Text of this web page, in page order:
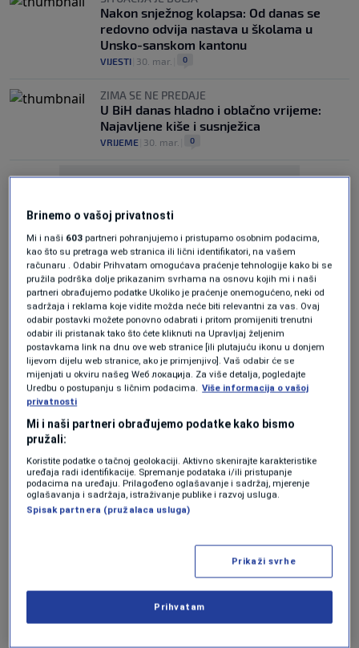
Nakon snježnog kolapsa: Od danas se
redovno odvija nastava u školama u
Unsko-sanskom kantonu
VIJESTI 30. mar. 0
ZIMA SE NE PREDAJE
U BiH danas hladno i oblačno vrijeme:
Najavljene kiše i susnježica
VRIJEME 30. mar. 0
Oglas
Snijeg je poremetio planove Gattusa i
Azzura pred finale baraža, posebno se
NOGOMET| 28. mar. | 0
TUŽNI PRIZORI
Snijeg napravio veliku štetu u Krajini:
Porodice u Bosanskoj Krupi i Cazinu ostale
bez stoke
Snijeg i poplave paralisali dijelove BiH:
Desetine hiljada ljudi bez struje
28. mar.| 0
Brinemo o vašoj privatnosti
Mi i naši 603 partneri pohranjujemo i pristupamo osobnim podacima,
kao što su pretraga web stranica ili lični identifikatori, na vašem
računaru . Odabir Prihvatam omogućava praćenje tehnologije kako bi se
pružila podrška dolje prikazanim svrhama na osnovu kojih mi i naši
partneri obrađujemo podatke Ukoliko je praćenje onemogućeno, neki od
sadržaja i reklama koje vidite možda neće biti relevantni za vas. Ovaj
odabir postavki možete ponovno odabrati i pritom promijeniti trenutni
odabir ili pristanak tako što ćete kliknuti na Upravljaj željenim
postavkama link na dnu ove web stranice [ili plutajuću ikonu u donjem
lijevom dijelu web stranice, ako je primjenjivo]. Vaš odabir će se
mijenjati u okviru našeg Wеб локација. Za više detalja, pogledajte
Uredbu o postupanju s ličnim podacima. Više informacija o vašoj
privatnosti
Mi i naši partneri obrađujemo podatke kako bismo
pružali:
Koristite podatke o tačnoj geolokaciji. Aktivno skenirajte karakteristike
uređaja radi identifikacije. Spremanje podataka i/ili pristupanje
podacima na uređaju. Prilagođeno oglašavanje i sadržaj, mjerenje
oglašavanja i sadržaja, istraživanje publike i razvoj usluga.
Spisak partnera (pružalaca usluga)
Prikaži svrhe
Prihvatam